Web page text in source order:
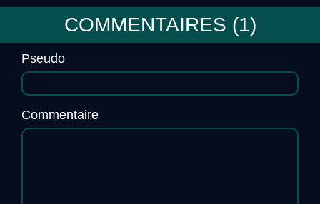
COMMENTAIRES (1)
Pseudo
Commentaire